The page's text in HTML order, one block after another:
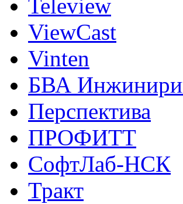
Teleview
ViewCast
Vinten
БВА
Перспектива
ПРОФИТТ
СофтЛаб-НСК
Тракт